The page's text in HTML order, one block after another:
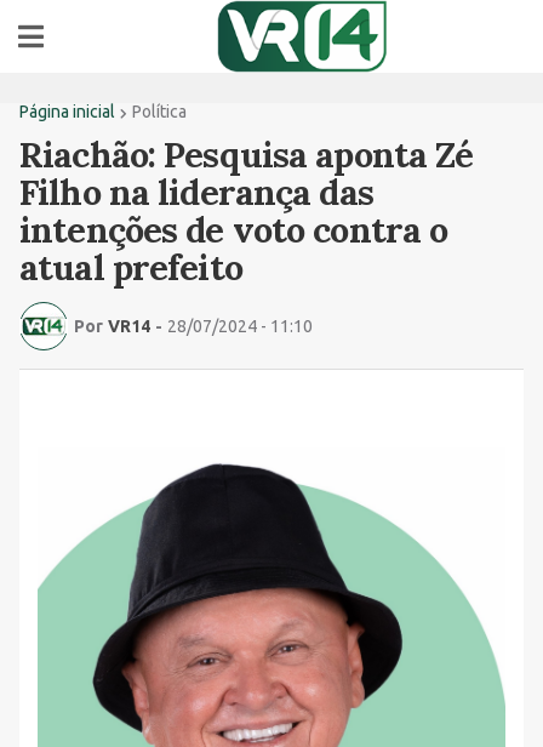
Página inicial Política
Riachão: Pesquisa aponta Zé
Filho na liderança das
intenções de voto contra o
atual prefeito
Por VR14 - 28/07/2024 - 11:10